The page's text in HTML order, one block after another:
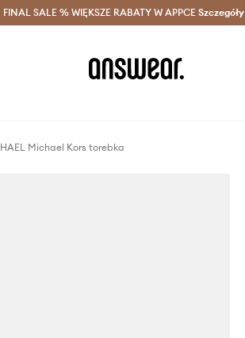
z Answear Club > Dostawa nawet w 24h >
FINAL SALE % WIĘKSZE RABATY W APPCE Szczegóły
Michael Kors torebka